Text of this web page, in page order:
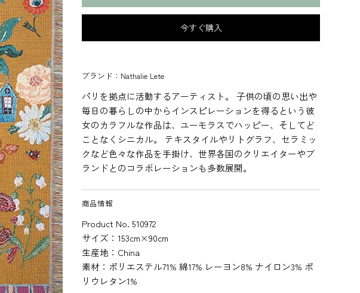
今すぐ購入
ブランド：Nathalie Lete
パリを拠点に活動するアーティスト。 子供の頃の思い出や
毎日の暮らしの中からインスピレーションを得るという彼
女のカラフルな作品は、ユーモラスでハッピー、そしてど
ことなくシニカル。 テキスタイルやリトグラフ、セラミッ
クなど色々な作品を手掛け、世界各国のクリエイターやブ
ランドとのコラボレーションも多数展開。
商品情報
Product No. 510972
サイズ：153cm×90cm
生産地：China
素材：ポリエステル71% 綿17% レーヨン8% ナイロン3% ポ
リウレタン1%